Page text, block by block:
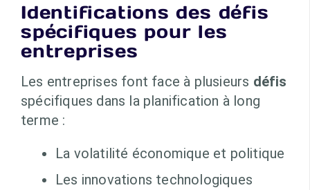
Identifications des défis
spécifiques pour les
entreprises
Les entreprises font face à plusieurs défis
spécifiques dans la planification à long
terme :
La volatilité économique et politique
Les innovations technologiques